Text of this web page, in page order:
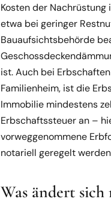
Kosten der Nachrüstung
etwa bei geringer
Bauaufsichtsbehörde
ist. Auch bei
Familienheim, ist die
Immobilie mindestens
Erbschaftssteuer an –
vorweggenommene
notariell geregelt
Was ändert